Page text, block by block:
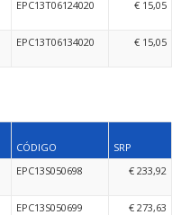
EPC13T06124020 € 15,05
EPC13T06134020 € 15,05
CÓDIGO
SRP
EPC13S050698 € 233,92
EPC13S050699 € 273,63